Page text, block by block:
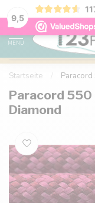
9,5
Kostenlose
MENU
Startseite Paracord
Paracord 550
Diamond